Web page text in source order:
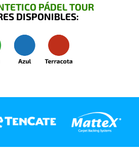
PÁDEL TOUR
DISPONIBLES: